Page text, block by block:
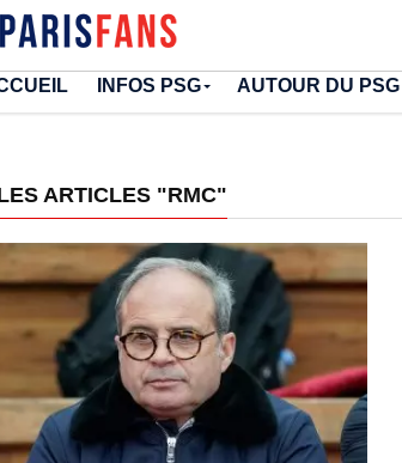
INFOS PSG AUTOUR DU PSG
ARTICLES "RMC"